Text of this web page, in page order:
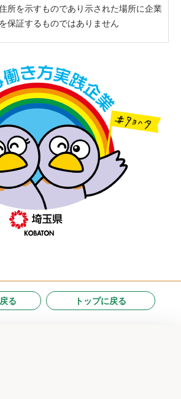
所を示すものであり示された場所に企業
保証するものではありません
る トップに戻る